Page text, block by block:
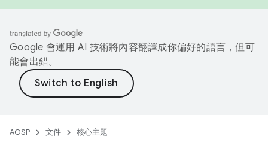
Google 會運用 AI 技術將內容翻譯成你偏好的語言，但可
能會出錯。
AOSP 文件 核心主題